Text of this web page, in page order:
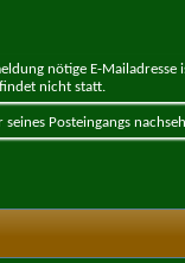
nötige E-
nicht statt.
Posteingangs